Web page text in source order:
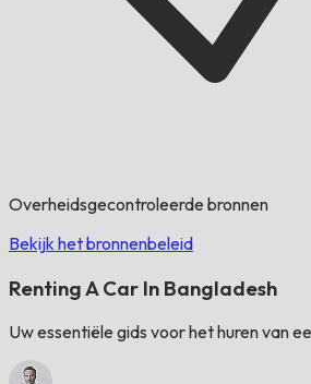
Overheidsgecontroleerde bronnen
Bekijk het bronnenbeleid
Renting A Car In Bangladesh
Uw essentiële gids voor het huren van